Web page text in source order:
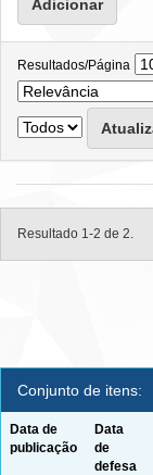
Resultados/Página
Resultado 1-2 de 2.
Conjunto de itens:
Data de
publicação
Data
de
defesa